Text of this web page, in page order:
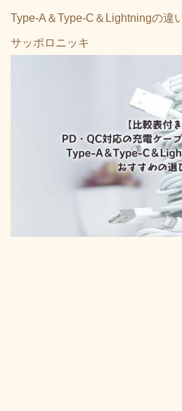
Type-A＆Type-C＆Lightningの違
サッポロニッキ